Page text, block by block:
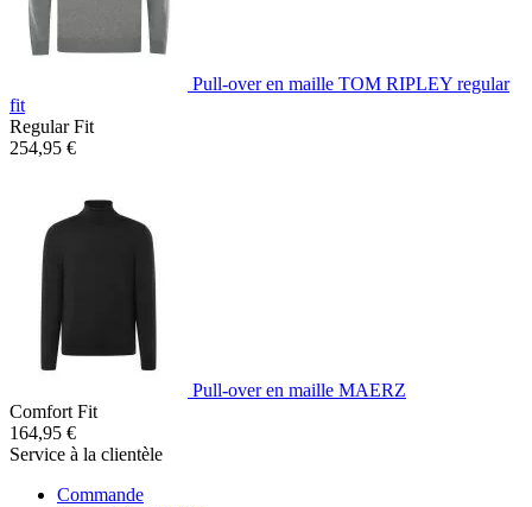
Pull-over en maille TOM RIPLEY regular
fit
Regular Fit
254,95 €
Pull-over en maille MAERZ
Comfort Fit
164,95 €
Service à la clientèle
Commande